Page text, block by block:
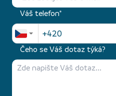
Váš telefon*
Čeho se Váš dotaz týká?